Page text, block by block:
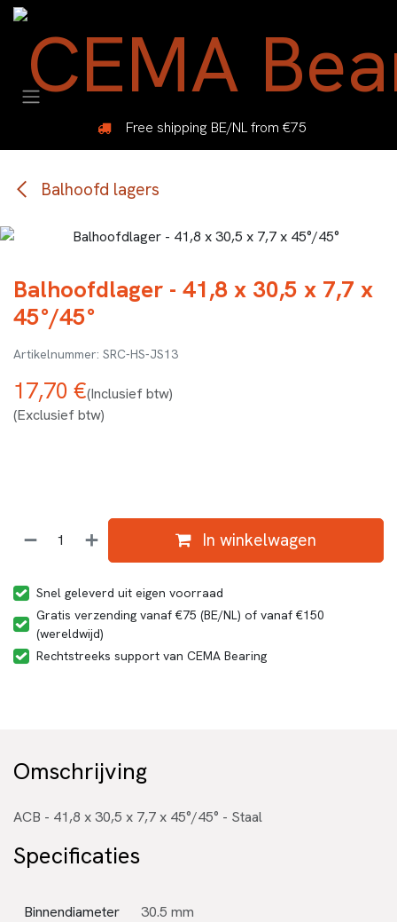
Overslaan naar inhoud
Free shipping BE/NL from €75
Balhoofd lagers
Balhoofdlager - 41,8 x 30,5 x 7,7 x
45°/45°
SRC-HS-JS13
17,70 €(Inclusief btw)
(Exclusief btw)
In winkelwagen
Snel geleverd uit eigen voorraad
Gratis verzending vanaf €75 (BE/NL) of vanaf €150
(wereldwijd)
Rechtstreeks support van CEMA Bearing
Omschrijving
ACB - 41,8 x 30,5 x 7,7 x 45°/45° - Staal
Specificaties
Binnendiameter 30.5 mm